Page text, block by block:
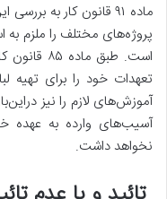
ماده ۹۱ قانون کار به
پروژه‌های مختلف را ملزم به
است. طبق
تعهدات خود را برای تهیه
آموزش‌های لازم را نیز
آسیب‌های وارده به عهده
نخواهد داشت.